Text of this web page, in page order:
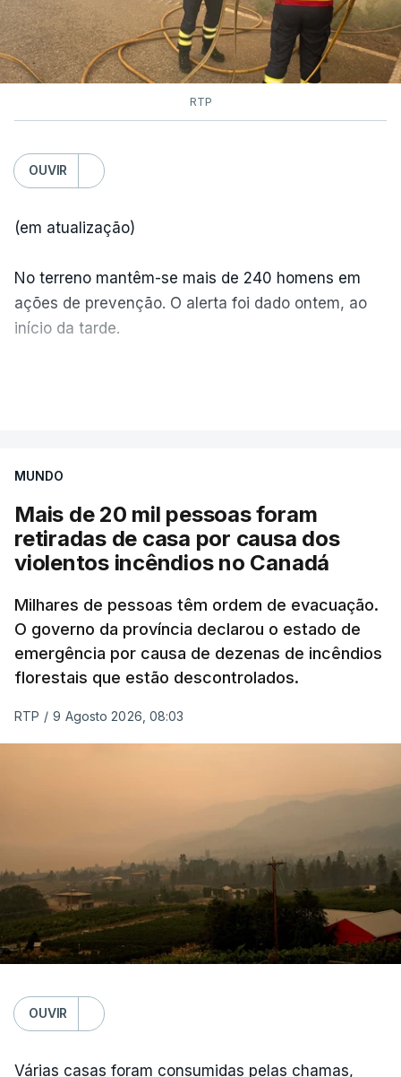
RTP
OUVIR
(em atualização)
No terreno mantêm-se mais de 240 homens em
ações de prevenção. O alerta foi dado ontem, ao
início da tarde.
MUNDO
Mais de 20 mil pessoas foram
retiradas de casa por causa dos
violentos incêndios no Canadá
Milhares de pessoas têm ordem de evacuação.
O governo da província declarou o estado de
emergência por causa de dezenas de incêndios
florestais que estão descontrolados.
RTP / 9 Agosto 2026, 08:03
OUVIR
Várias casas foram consumidas pelas chamas,